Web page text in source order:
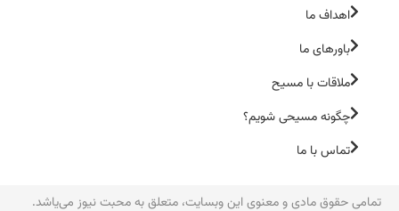
اهداف ما
باورهای ما
ملاقات با مسیح
چگونه مسیحی شویم؟
تماس با ما
تمامی حقوق مادی و معنوی این وبسایت، متعلق به محبت نیوز می‌یاشد.